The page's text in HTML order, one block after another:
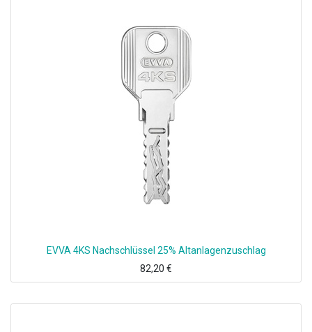
EVVA 4KS Nachschlüssel 25% Altanlagenzuschlag
82,20 €